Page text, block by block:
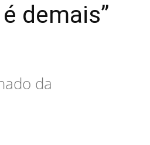
demais”
da